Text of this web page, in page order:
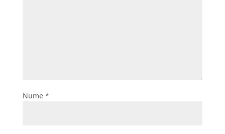
Nume *